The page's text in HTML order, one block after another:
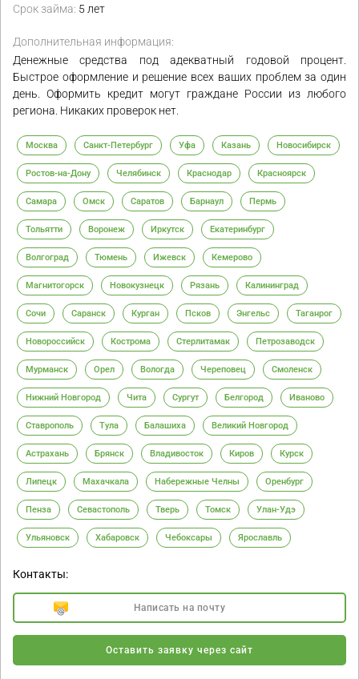
Срок займа: 5 лет
Дополнительная информация:
Денежные средства под адекватный годовой процент.
Быстрое оформление и решение всех ваших проблем за один
день. Оформить кредит могут граждане России из любого
региона. Никаких проверок нет.
Москва Санкт-Петербург Уфа Казань Новосибирск
Ростов-на-Дону Челябинск Краснодар Красноярск
Самара Омск Саратов Барнаул Пермь
Тольятти Воронеж Иркутск Екатеринбург
Волгоград Тюмень Ижевск Кемерово
Магнитогорск Новокузнецк Рязань Калининград
Сочи Саранск Курган Псков Энгельс Таганрог
Новороссийск Кострома Стерлитамак Петрозаводск
Мурманск Орел Вологда Череповец Смоленск
Нижний Новгород Чита Сургут Белгород Иваново
Ставрополь Тула Балашиха Великий Новгород
Астрахань Брянск Владивосток Киров Курск
Липецк Махачкала Набережные Челны Оренбург
Пенза Севастополь Тверь Томск Улан-Удэ
Ульяновск Хабаровск Чебоксары Ярославль
Контакты:
Написать на почту
Оставить заявку через сайт